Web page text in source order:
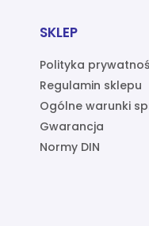
SKLEP
Polityka
Regulamin sklepu
Ogólne warunki
Gwarancja
Normy DIN